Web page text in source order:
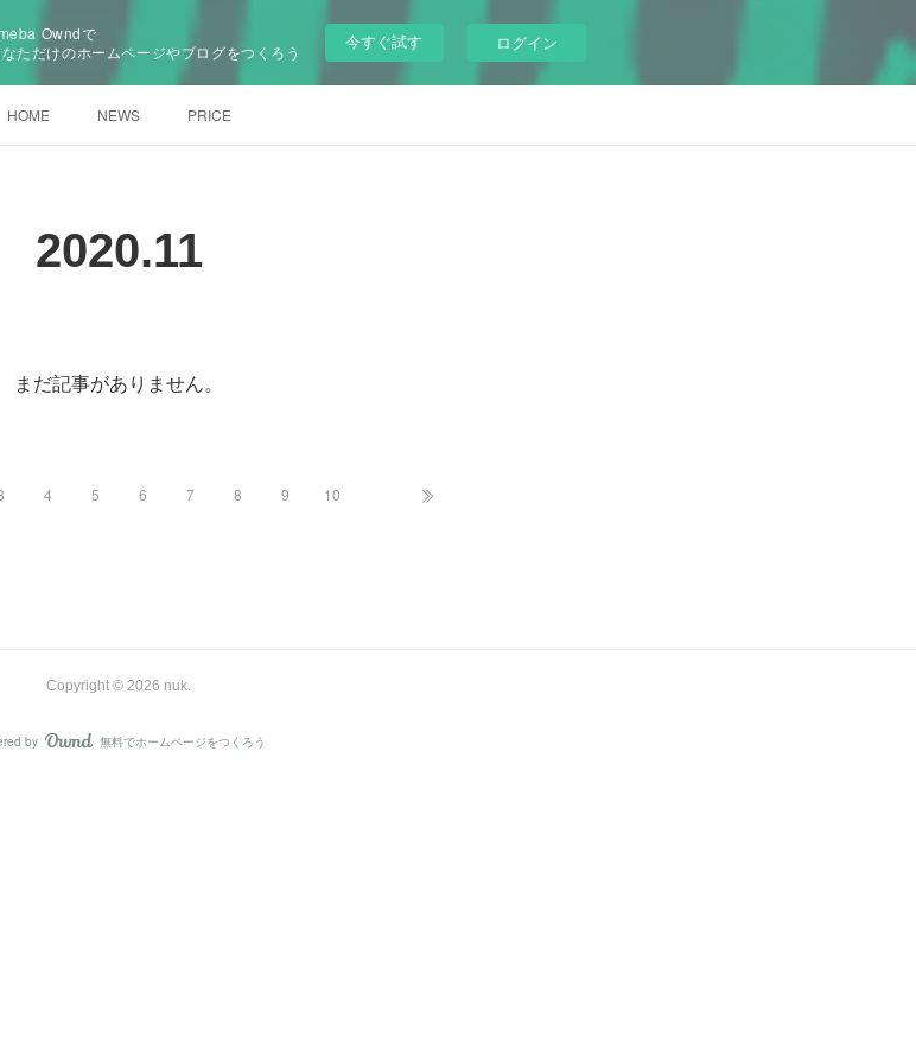
Owndで
ただけのホームページやブログをつくろう
今すぐ試す ログイン
HOME NEWS PRICE
2020.11
まだ記事がありません。
4 5 6 7 8 9 10
Copyright © 2026 nuk.
by AmebaOwnd
無料でホームページをつくろう